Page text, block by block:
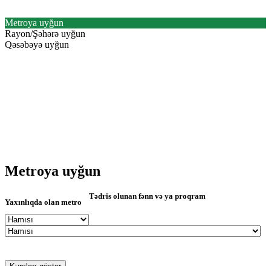
Metroya uyğun
Rayon/Şəhərə uyğun
Qəsəbəyə uyğun
Metroya uyğun
Yaxınlıqda olan metro
Tədris olunan fənn və ya proqram